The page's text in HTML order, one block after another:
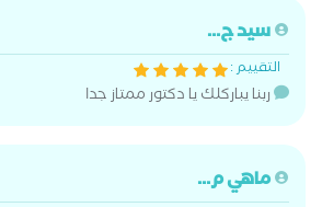
سيد ج...
التقييم :
ربنا يباركلك يا دكتور ممتاز جدا
ماهي م...